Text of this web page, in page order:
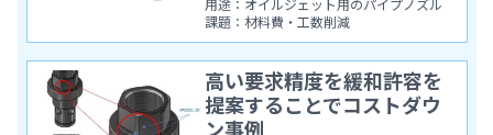
用途：オイルジェット用のパイプノズル
課題：材料費・工数削減
高い要求精度を緩和許容を
提案することでコストダウ